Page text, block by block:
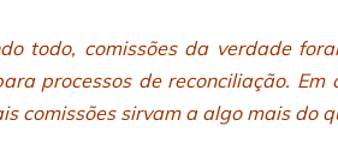
todo, comissões da verdade
processos de reconciliação.
comissões sirvam a algo mais do